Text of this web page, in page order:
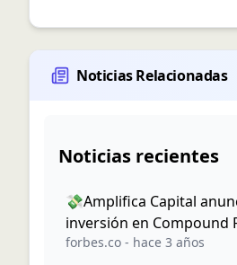
Noticias Relacionadas
Noticias recientes
💸Amplifica Capital
inversión en Compound
forbes.co - hace 3 años